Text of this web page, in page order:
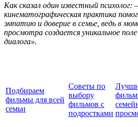
Как сказал один известный
кинематографическая практика
эмпатию и доверие в семье, ведь в
просмотра создается уникальное
диалога».
Подбираем
фильмы для всей
семьи
Советы по
выбору
фильмов с
подростками